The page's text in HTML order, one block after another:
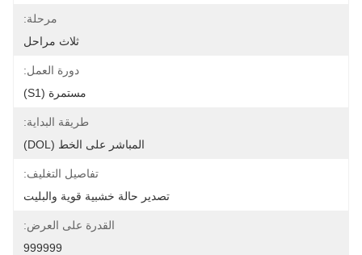
مرحلة:
ثلاث مراحل
دورة العمل:
مستمرة (S1)
طريقة البداية:
المباشر على الخط (DOL)
تفاصيل التغليف:
تصدير حالة خشبية قوية والبليت
القدرة على العرض:
999999